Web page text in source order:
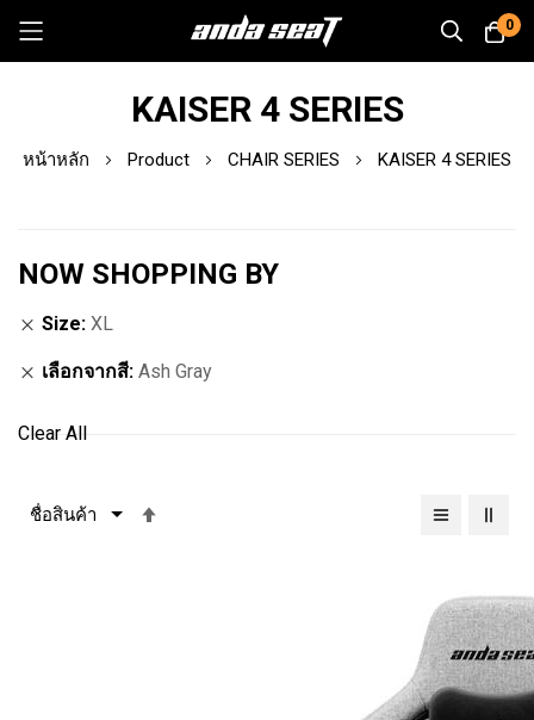
0
KAISER 4 SERIES
หน้าหลัก Product CHAIR SERIES KAISER 4 SERIES
NOW SHOPPING BY
Size XL
เลือกจากสี Ash Gray
Clear All